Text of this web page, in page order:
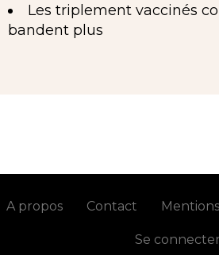
Les triplement vaccinés
bandent plus
A propos Contact
Se connecter